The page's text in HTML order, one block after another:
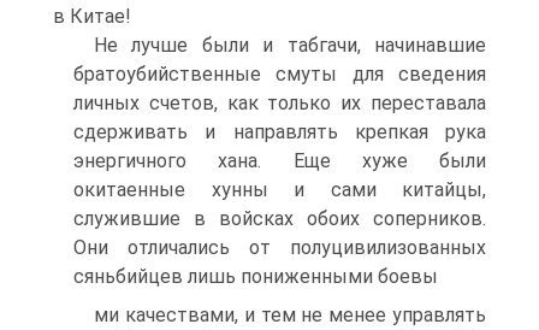
в Китае!
Не лучше были и табгачи, начинавшие
братоубийствен­ные смуты для сведения
личных счетов, как только их пере­ставала
сдерживать и направлять крепкая рука
энергичного хана. Еще хуже были
окитаенные хунны и сами китайцы,
служившие в войсках обоих соперников.
Они отличались от полуцивилизованных
сяньбийцев лишь пониженными боевы­
ми качествами, и тем не менее управлять